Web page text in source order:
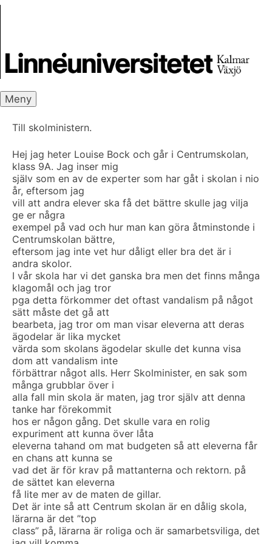
Meny
Till skolministern.
Hej jag heter Louise Bock och går i Centrumskolan,
klass 9A. Jag inser mig
själv som en av de experter som har gåt i skolan i nio
år, eftersom jag
vill att andra elever ska få det bättre skulle jag vilja
ge er några
exempel på vad och hur man kan göra åtminstonde i
Centrumskolan bättre,
eftersom jag inte vet hur dåligt eller bra det är i
andra skolor.
I vår skola har vi det ganska bra men det finns många
klagomål och jag tror
pga detta förkommer det oftast vandalism på något
sätt måste det gå att
bearbeta, jag tror om man visar eleverna att deras
ägodelar är lika mycket
värda som skolans ägodelar skulle det kunna visa
dom att vandalism inte
förbättrar något alls. Herr Skolminister, en sak som
många grubblar över i
alla fall min skola är maten, jag tror själv att denna
tanke har förekommit
hos er någon gång. Det skulle vara en rolig
expuriment att kunna över låta
eleverna tahand om mat budgeten så att eleverna får
en chans att kunna se
vad det är för krav på mattanterna och rektorn. på
de sättet kan eleverna
få lite mer av de maten de gillar.
Det är inte så att Centrum skolan är en dålig skola,
lärarna är det ”top
class” på, lärarna är roliga och är samarbetsviliga, det